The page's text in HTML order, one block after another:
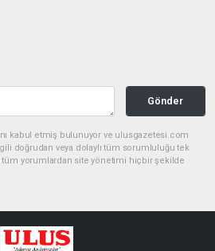
Gönder
kabul etmiş bulunuyor ve ulusgazetesi.com
doğrudan veya dolaylı tüm sorumluluğu tek
tüm yorumlardan site yönetimi hiçbir şekilde